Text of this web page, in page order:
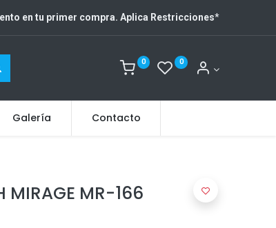
en tu primer compra. Aplica Restricciones*
0 0
Galería Contacto
MIRAGE MR-166